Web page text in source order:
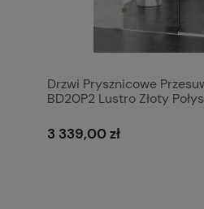
Drzwi Prysznicowe
BD20P2 Lustro Złoty
3 339,00 zł